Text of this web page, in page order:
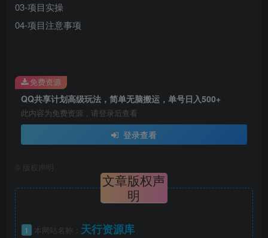
03-项目实操
04-项目注意事项
QQ共享计划高级玩法，简单无脑搬运，单号日入500+
此内容为免费资源，请登录后查看
登录查看
免费资源
版权声明
文章版权声
明
1 本网站名称： 天行资源库